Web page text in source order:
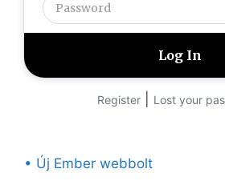
Register Lost your
• Új Ember webbolt